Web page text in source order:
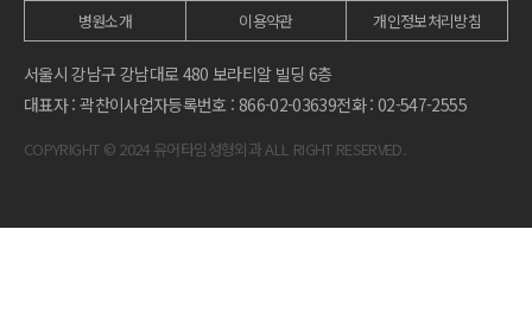
병원소개 이용약관 개인정보처리방침
서울시 강남구 강남대로 480 보라티알 빌딩 6층
대표자 : 곽찬이사업자등록번호 : 866-02-03639전화 : 02-547-2555
COPYRIGHT © 2024 유어타임성형외과 ALL RIGHT RESERVED.